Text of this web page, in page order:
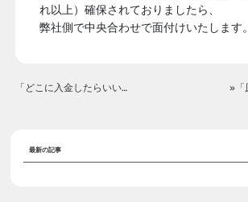
れ以上）確保されておりましたら、
弊社側で中央合わせで面付けいたします。
「どこに入金したらいいですか？」«
最新の記事